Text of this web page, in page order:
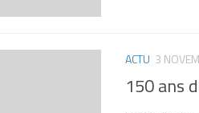
ACTU 3
150 ans